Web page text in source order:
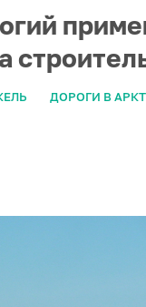
ДОРОГИ В